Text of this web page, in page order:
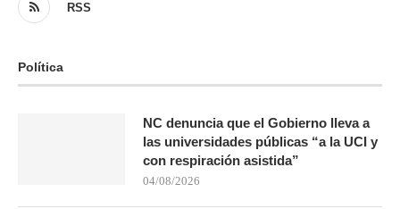
RSS
Política
NC denuncia que el Gobierno lleva a
las universidades públicas “a la UCI y
con respiración asistida”
04/08/2026